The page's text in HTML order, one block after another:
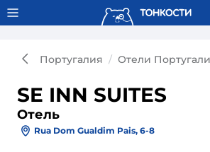
Тонкости используют сookie-файлы.
Португалия Отели
SE INN SUITES
Отель
Rua Dom Gualdim Pais, 6-8